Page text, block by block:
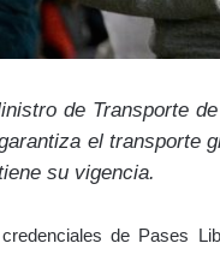
de Transporte
el transporte
su vigencia.
credenciales de Pases